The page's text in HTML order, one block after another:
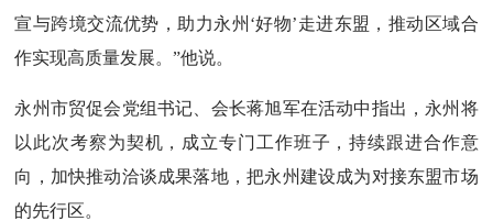
宣与跨境交流优势，助力永州‘好物’走进东盟，推动区域合
作实现高质量发展。”他说。
永州市贸促会党组书记、会长蒋旭军在活动中指出，永州将
以此次考察为契机，成立专门工作班子，持续跟进合作意
向，加快推动洽谈成果落地，把永州建设成为对接东盟市场
的先行区。